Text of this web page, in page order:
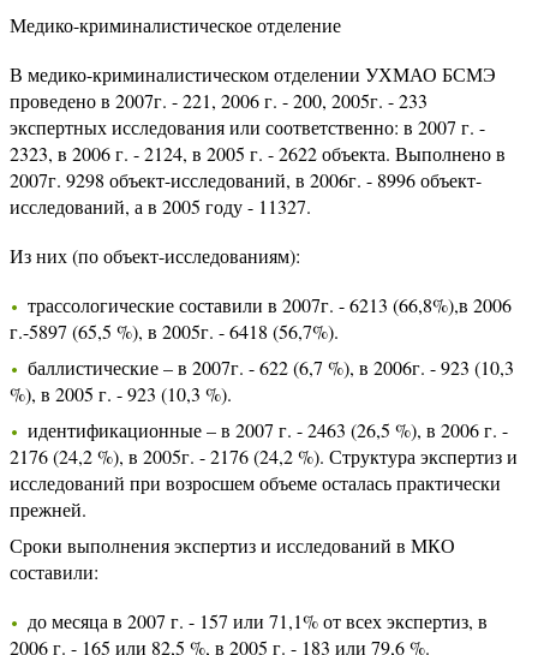
Медико-криминалистическое отделение
В медико-криминалистическом отделении УХМАО БСМЭ
проведено в 2007г. - 221, 2006 г. - 200, 2005г. - 233
экспертных исследования или соответственно: в 2007 г. -
2323, в 2006 г. - 2124, в 2005 г. - 2622 объекта. Выполнено в
2007г. 9298 объект-исследований, в 2006г. - 8996 объект-
исследований, а в 2005 году - 11327.
Из них (по объект-исследованиям):
трассологические составили в 2007г. - 6213 (66,8%),в 2006
г.-5897 (65,5 %), в 2005г. - 6418 (56,7%).
баллистические – в 2007г. - 622 (6,7 %), в 2006г. - 923 (10,3
%), в 2005 г. - 923 (10,3 %).
идентификационные – в 2007 г. - 2463 (26,5 %), в 2006 г. -
2176 (24,2 %), в 2005г. - 2176 (24,2 %). Структура экспертиз и
исследований при возросшем объеме осталась практически
прежней.
Сроки выполнения экспертиз и исследований в МКО
составили:
до месяца в 2007 г. - 157 или 71,1% от всех экспертиз, в
2006 г. - 165 или 82,5 %, в 2005 г. - 183 или 79,6 %.